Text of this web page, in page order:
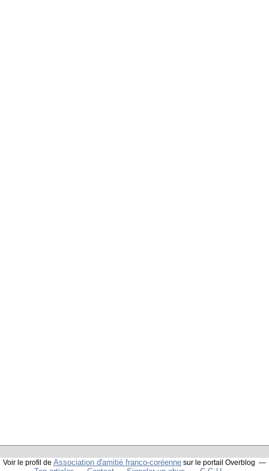
Voir le profil de Association d'amitié franco-coréenne sur le portail Overblog